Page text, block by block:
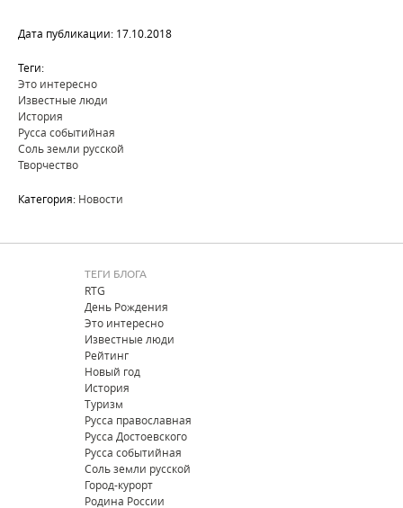
Дата публикации: 17.10.2018
Теги:
Это интересно
Известные люди
История
Русса событийная
Соль земли русской
Творчество
Категория: Новости
ТЕГИ БЛОГА
RTG
День Рождения
Это интересно
Известные люди
Рейтинг
Новый год
История
Туризм
Русса православная
Русса Достоевского
Русса событийная
Соль земли русской
Город-курорт
Родина России